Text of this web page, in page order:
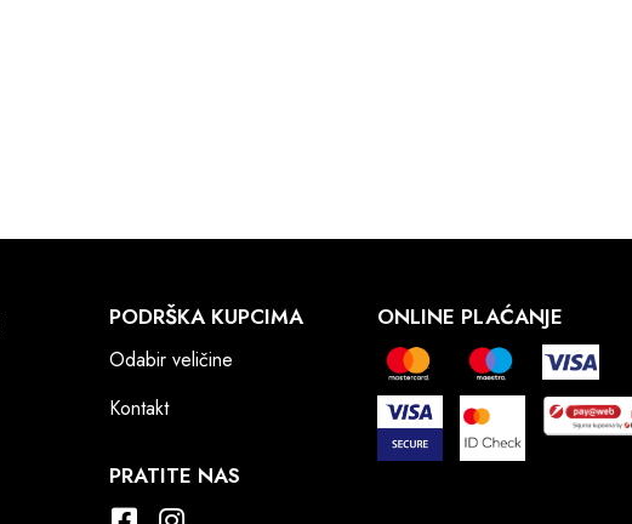
PODRŠKA KUPCIMA
Odabir veličine
Kontakt
PRATITE NAS
ONLINE PLAĆANJE